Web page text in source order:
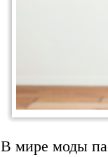
В мире моды